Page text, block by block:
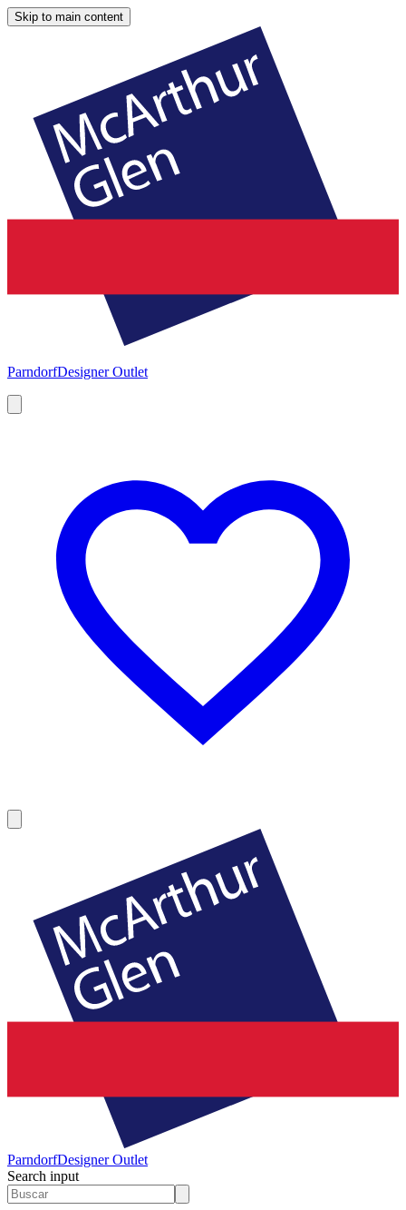
Skip to main content
ParndorfDesigner Outlet
ParndorfDesigner Outlet
Search input